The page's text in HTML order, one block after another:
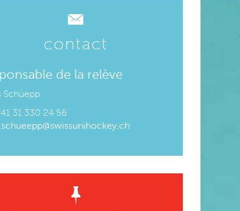
contact
de la relève
Schüepp
31 330 24 56